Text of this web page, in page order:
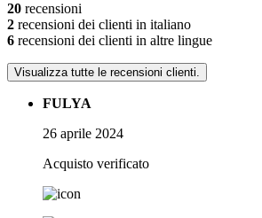
20 recensioni
2 recensioni dei clienti in italiano
6 recensioni dei clienti in altre lingue
Visualizza tutte le recensioni clienti.
FULYA
26 aprile 2024
Acquisto verificato